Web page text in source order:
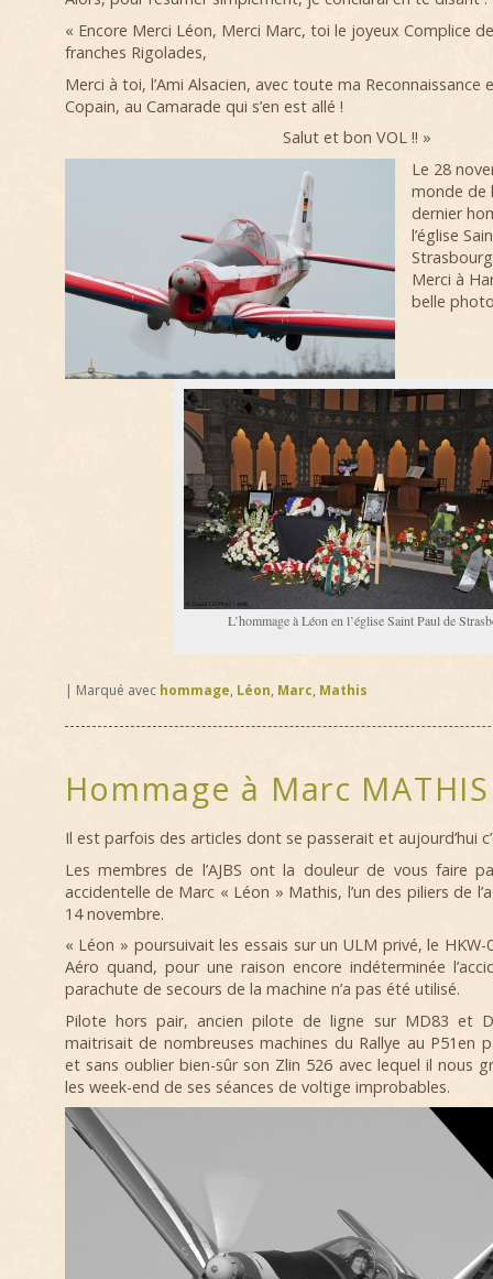
« Encore Merci Léon, Merci Marc, toi le joyeux Complice
franches Rigolades,
Merci à toi, l’Ami Alsacien, avec toute ma Reconnaissance
Copain, au Camarade qui s’en est allé !
Salut et bon VOL !! »
Le 28
monde de
dernier
l’église
Merci à
belle
L’hommage à Léon en l’église Saint Paul de
| Marqué avec hommage, Léon, Marc, Mathis
Hommage à Marc MATHIS
Il est parfois des articles dont se passerait et aujourd’hui
Les membres de l’AJBS ont la douleur de vous faire
accidentelle de Marc « Léon » Mathis, l’un des piliers de
14 novembre.
« Léon » poursuivait les essais sur un ULM privé, le
Aéro quand, pour une raison encore indéterminée
parachute de secours de la machine n’a pas été utilisé.
Pilote hors pair, ancien pilote de ligne sur MD83 et
maitrisait de nombreuses machines du Rallye au P51en
et sans oublier bien-sûr son Zlin 526 avec lequel il nous
les week-end de ses séances de voltige improbables.